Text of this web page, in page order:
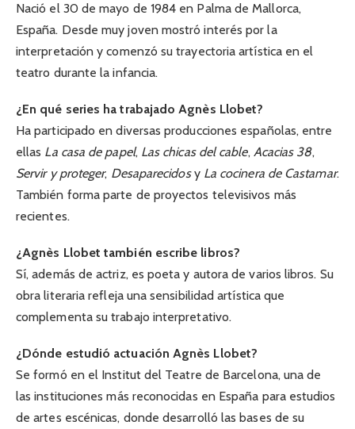
Nació el 30 de mayo de 1984 en Palma de Mallorca,
España. Desde muy joven mostró interés por la
interpretación y comenzó su trayectoria artística en el
teatro durante la infancia.
¿En qué series ha trabajado Agnès Llobet?
Ha participado en diversas producciones españolas, entre
ellas La casa de papel, Las chicas del cable, Acacias 38,
Servir y proteger, Desaparecidosy La cocinera de Castamar.
También forma parte de proyectos televisivos más
recientes.
¿Agnès Llobet también escribe libros?
Sí, además de actriz, es poeta y autora de varios libros. Su
obra literaria refleja una sensibilidad artística que
complementa su trabajo interpretativo.
¿Dónde estudió actuación Agnès Llobet?
Se formó en el Institut del Teatre de Barcelona, una de
las instituciones más reconocidas en España para estudios
de artes escénicas, donde desarrolló las bases de su